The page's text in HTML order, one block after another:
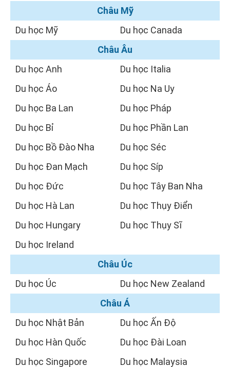
Châu Mỹ
Du học Mỹ
Du học Canada
Châu Âu
Du học Anh
Du học Áo
Du học Ba Lan
Du học Bỉ
Du học Bồ Đào Nha
Du học Đan Mạch
Du học Đức
Du học Hà Lan
Du học Hungary
Du học Ireland
Du học Italia
Du học Na Uy
Du học Pháp
Du học Phần Lan
Du học Séc
Du học Síp
Du học Tây Ban Nha
Du học Thụy Điển
Du học Thụy Sĩ
Châu Úc
Du học Úc
Du học New Zealand
Châu Á
Du học Nhật Bản
Du học Hàn Quốc
Du học Singapore
Du học Ấn Độ
Du học Đài Loan
Du học Malaysia